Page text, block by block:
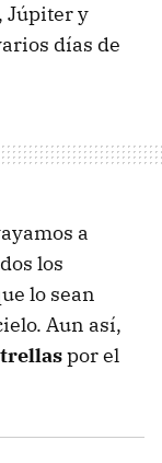
Júpiter y
días de
a
los
lo sean
Aun así,
por el